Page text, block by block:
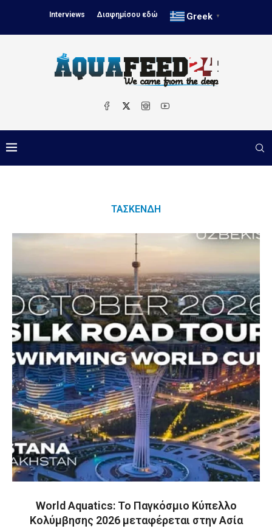
Interviews Διαφημίσου εδώ Greek ▼
ΤΑΣΚΈΝΔΗ
World Aquatics: Το Παγκόσμιο Κύπελλο
Κολύμβησης 2026 μεταφέρεται στην Ασία